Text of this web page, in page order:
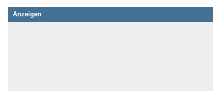
Anzeigen